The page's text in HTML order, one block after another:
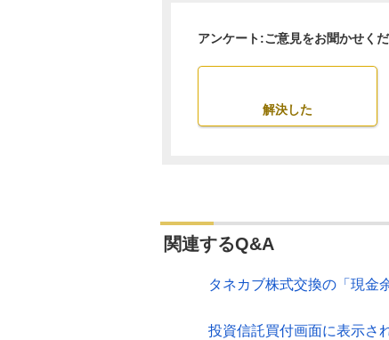
アンケート:ご意見をお聞かせく
解決した
関連するQ&A
タネカブ株式交換の「現金
投資信託買付画面に表示さ